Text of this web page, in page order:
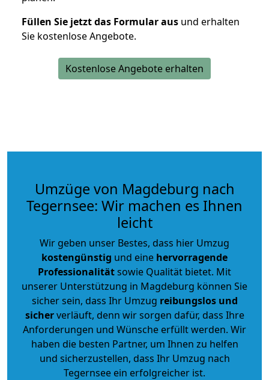
Füllen Sie jetzt das Formular aus und erhalten
Sie kostenlose Angebote.
Kostenlose Angebote erhalten
Umzüge von Magdeburg nach
Tegernsee: Wir machen es Ihnen
leicht
Wir geben unser Bestes, dass hier Umzug
kostengünstig und eine hervorragende
Professionalitätsowie Qualität bietet. Mit
unserer Unterstützung in Magdeburg können Sie
sicher sein, dass Ihr Umzug reibungslos und
sicherverläuft, denn wir sorgen dafür, dass Ihre
Anforderungen und Wünsche erfüllt werden. Wir
haben die besten Partner, um Ihnen zu helfen
und sicherzustellen, dass Ihr Umzug nach
Tegernsee ein erfolgreicher ist.